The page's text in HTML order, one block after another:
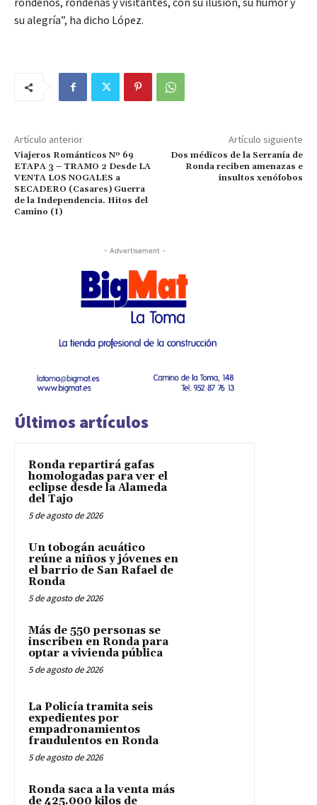
su alegría”, ha dicho López.
Artículo anterior
Viajeros Románticos Nº 69
ETAPA 3 – TRAMO 2 Desde LA
VENTA LOS NOGALES a
SECADERO (Casares) Guerra
de la Independencia. Hitos del
Camino (I)
Artículo siguiente
Dos médicos de la Serranía de
Ronda reciben amenazas e
insultos xenófobos
- Advertisement -
Últimos artículos
Ronda repartirá gafas
homologadas para ver el
eclipse desde la Alameda
del Tajo
5 de agosto de 2026
Un tobogán acuático
reúne a niños y jóvenes en
el barrio de San Rafael de
Ronda
5 de agosto de 2026
Más de 550 personas se
inscriben en Ronda para
optar a vivienda pública
5 de agosto de 2026
La Policía tramita seis
expedientes por
empadronamientos
fraudulentos en Ronda
5 de agosto de 2026
Ronda saca a la venta más
de 425.000 kilos de